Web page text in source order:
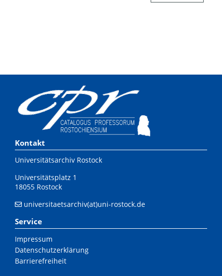
Kontakt
Universitätsarchiv Rostock
Universitätsplatz 1
18055 Rostock
universitaetsarchiv(at)uni-rostock.de
Service
Impressum
Datenschutzerklärung
Barrierefreiheit